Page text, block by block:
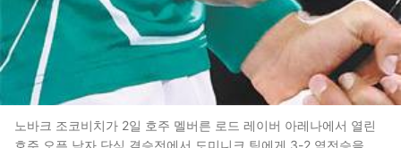
노바크 조코비치가 2일 호주 멜버른 로드 레이버 아레나에서 열린
호주 오픈 남자 단식 결승전에서 도미니크 팀에게 3-2 역전승을